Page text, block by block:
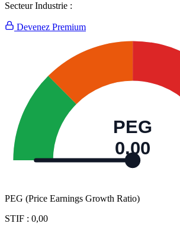
Secteur Industrie :
Devenez Premium
PEG
0,00
PEG (Price Earnings Growth Ratio)
STIF : 0,00